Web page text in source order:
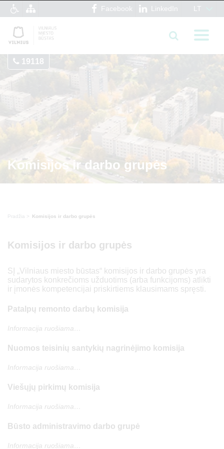
Facebook LinkedIn LT
19118
Komisijos ir darbo grupės
Pradžia Komisijos ir darbo grupės
Komisijos ir darbo grupės
SĮ „Vilniaus miesto būstas“ komisijos ir darbo grupės yra
sudarytos konkrečioms užduotims (arba funkcijoms) atlikti
ir įmonės kompetencijai priskirtiems klausimams spręsti.
Patalpų remonto darbų komisija
Informacija ruošiama…
Nuomos teisinių santykių nagrinėjimo komisija
Informacija ruošiama…
Viešųjų pirkimų komisija
Informacija ruošiama…
Būsto administravimo darbo grupė
Informacija ruošiama…